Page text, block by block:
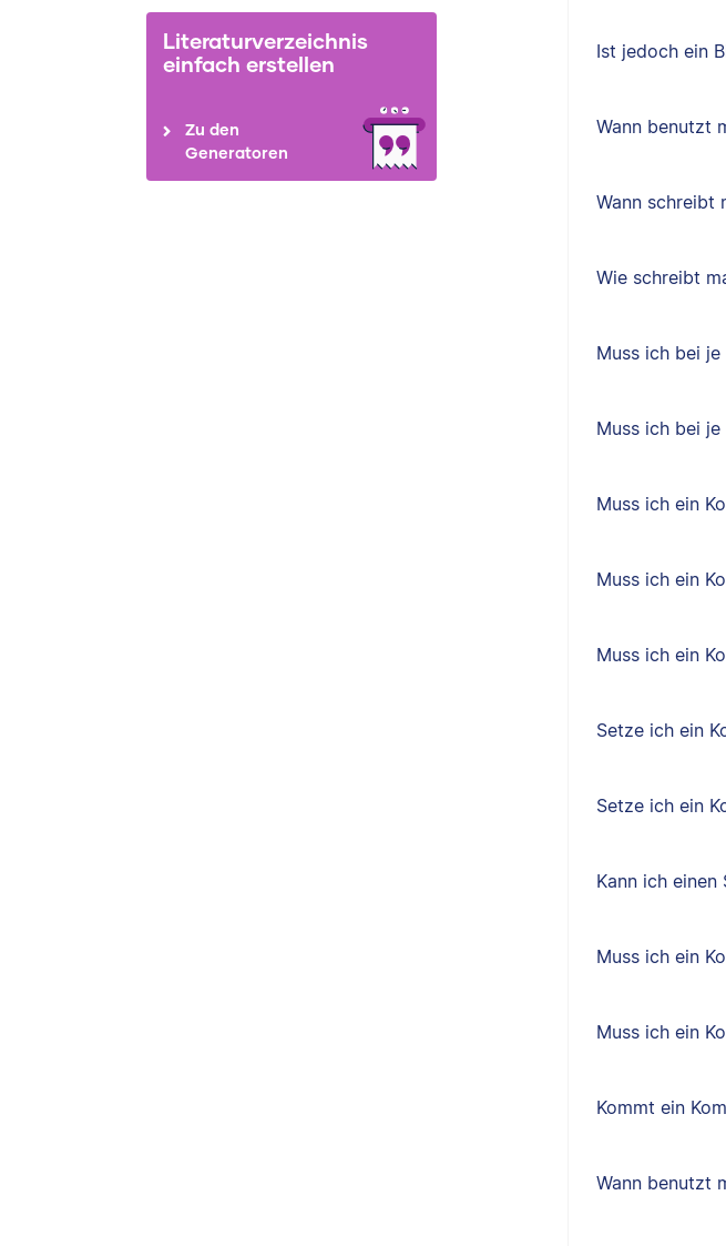
Literaturverzeichnis
einfach erstellen
Zu den
Generatoren
Ist jedoch ein
Wann benutzt
Wann schreibt
Wie schreibt
Muss ich bei
Muss ich bei
Muss ich ein
Muss ich ein
Muss ich ein
Setze ich ein
Setze ich ein
Kann ich
Muss ich ein
Muss ich ein
Kommt ein
Wann benutzt